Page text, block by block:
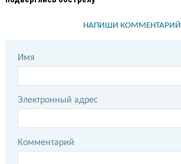
НАПИШИ КОММЕНТАРИЙ
Имя
Электронный адрес
Комментарий